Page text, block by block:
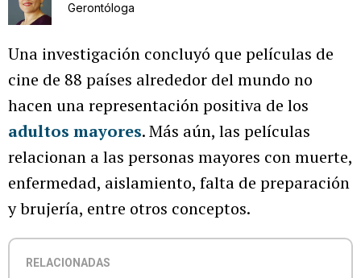
Gerontóloga
Una investigación concluyó que películas de
cine de 88 países alrededor del mundo no
hacen una representación positiva de los
adultos mayores. Más aún, las películas
relacionan a las personas mayores con muerte,
enfermedad, aislamiento, falta de preparación
y brujería, entre otros conceptos.
RELACIONADAS